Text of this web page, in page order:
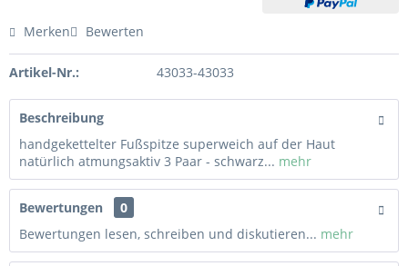
Merken Bewerten
Artikel-Nr.: 43033-43033
Beschreibung
handgekettelter Fußspitze superweich auf der Haut
natürlich atmungsaktiv 3 Paar - schwarz... mehr
Bewertungen
0
Bewertungen lesen, schreiben und diskutieren... mehr